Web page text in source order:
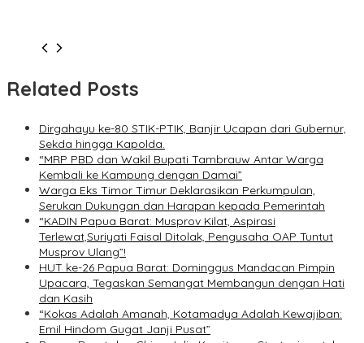
Related Posts
Dirgahayu ke-80 STIK-PTIK, Banjir Ucapan dari Gubernur,
Sekda hingga Kapolda.
“MRP PBD dan Wakil Bupati Tambrauw Antar Warga
Kembali ke Kampung dengan Damai”
Warga Eks Timor Timur Deklarasikan Perkumpulan,
Serukan Dukungan dan Harapan kepada Pemerintah
“KADIN Papua Barat: Musprov Kilat, Aspirasi
Terlewat,Suriyati Faisal Ditolak, Pengusaha OAP Tuntut
Musprov Ulang”!
HUT ke-26 Papua Barat: Dominggus Mandacan Pimpin
Upacara, Tegaskan Semangat Membangun dengan Hati
dan Kasih
“Kokas Adalah Amanah, Kotamadya Adalah Kewajiban:
Emil Hindom Gugat Janji Pusat”